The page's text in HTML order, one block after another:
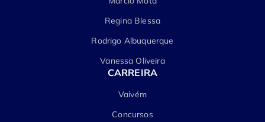
Regina Blessa
Rodrigo Albuquerque
Vanessa Oliveira
CARREIRA
Vaivém
Concursos